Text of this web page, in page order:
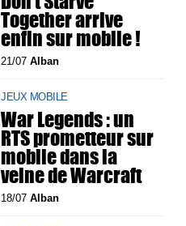
Together arrive
enfin sur mobile !
21/07Alban
JEUX MOBILE
War Legends : un
RTS prometteur sur
mobile dans la
veine de Warcraft
18/07Alban